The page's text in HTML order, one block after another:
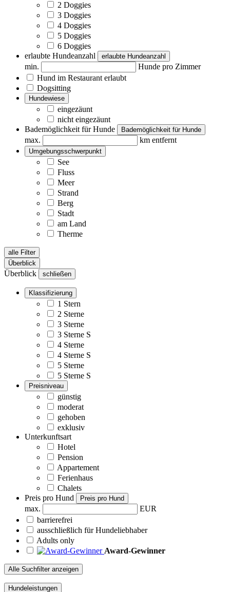
2 Doggies
3 Doggies
4 Doggies
5 Doggies
6 Doggies
erlaubte Hundeanzahl
erlaubte Hundeanzahl
min.
Hunde pro Zimmer
Hund im Restaurant erlaubt
Dogsitting
Hundewiese
eingezäunt
nicht eingezäunt
Bademöglichkeit für Hunde
Bademöglichkeit für Hunde
max. km entfernt
Umgebungsschwerpunkt
See
Fluss
Meer
Strand
Berg
Stadt
am Land
Therme
alle Filter
Überblick
Überblick schließen
Klassifizierung
1 Stern
2 Sterne
3 Sterne
3 Sterne S
4 Sterne
4 Sterne S
5 Sterne
5 Sterne S
Preisniveau
günstig
moderat
gehoben
exklusiv
Unterkunftsart
Hotel
Pension
Appartement
Ferienhaus
Chalets
Preis pro Hund
Preis pro Hund
max.
EUR
barrierefrei
ausschließlich für Hundeliebhaber
Adults only
Award-Gewinner
Alle Suchfilter anzeigen
Hundeleistungen